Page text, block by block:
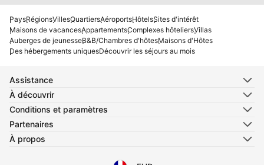
PaysRégionsVillesQuartiersAéroportsHôtelsSites d'intérêt
Maisons de vacancesAppartementsComplexes hôteliersVillas
Auberges de jeunesseB&B/Chambres d'hôtesMaisons d'Hôtes
Des hébergements uniquesDécouvrir les séjours au mois
Assistance
À découvrir
Conditions et paramètres
Partenaires
À propos